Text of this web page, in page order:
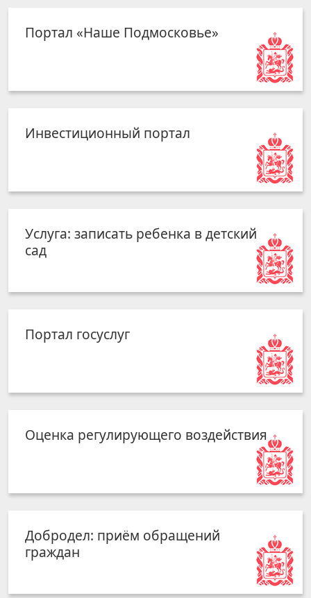
Портал «Наше Подмосковье»
Инвестиционный портал
Услуга: записать ребенка в детский
сад
Портал госуслуг
Оценка регулирующего воздействия
Добродел: приём обращений
граждан